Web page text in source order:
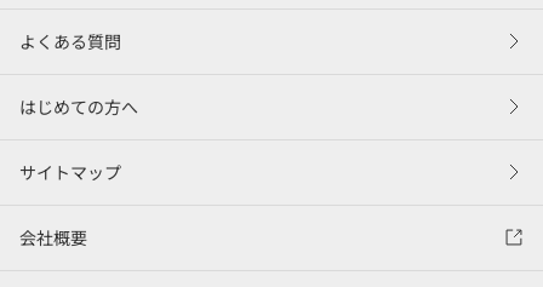
よくある質問
はじめての方へ
サイトマップ
会社概要